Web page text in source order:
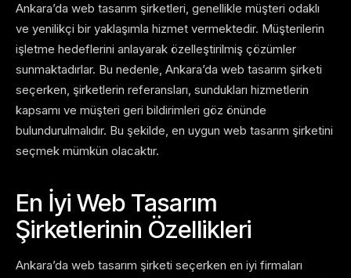
Ankara’da web tasarım şirketleri, genellikle müşteri odaklı
ve yenilikçi bir yaklaşımla hizmet vermektedir. Müşterilerin
işletme hedeflerini anlayarak özelleştirilmiş çözümler
sunmaktadırlar. Bu nedenle, Ankara’da web tasarım şirketi
seçerken, şirketlerin referansları, sundukları hizmetlerin
kapsamı ve müşteri geri bildirimleri göz önünde
bulundurulmalıdır. Bu şekilde, en uygun web tasarım şirketini
seçmek mümkün olacaktır.
En İyi Web Tasarım
Şirketlerinin Özellikleri
Ankara’da web tasarım şirketi seçerken en iyi firmaları